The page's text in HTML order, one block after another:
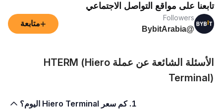
تابعنا على مواقع التواصل الاجتماعي
Followers
@BybitArabia
+متابعة
الأسئلة الشائعة عن عملة HTERM (Hiero
Terminal)
1. كم سعر Hiero Terminal اليوم؟